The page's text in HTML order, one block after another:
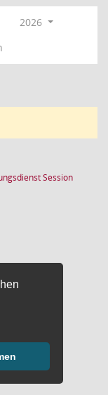
2026
Session(Wird in